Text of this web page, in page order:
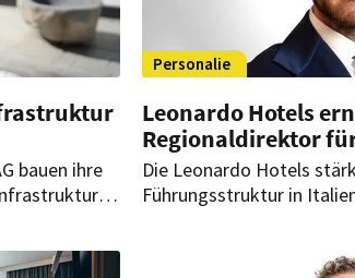
bauen ihre
WMM
Personalie
Leonardo Hotels
Regionaldirektor
Die Leonardo Hotels
Führungsstruktur in
Expansion und operative